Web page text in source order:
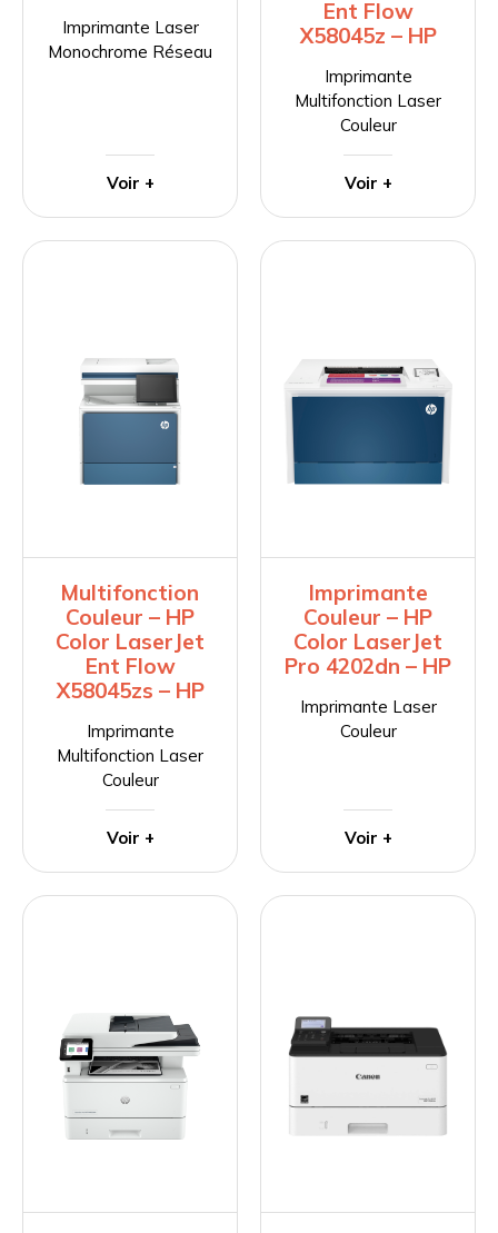
Imprimante Laser
Monochrome Réseau
Voir +
Ent Flow
X58045z – HP
Imprimante
Multifonction Laser
Couleur
Voir +
Multifonction
Couleur – HP
Color LaserJet
Ent Flow
X58045zs – HP
Imprimante
Multifonction Laser
Couleur
Voir +
Imprimante
Couleur – HP
Color LaserJet
Pro 4202dn – HP
Imprimante Laser
Couleur
Voir +